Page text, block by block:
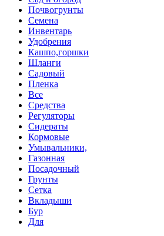
Почвогрунты
Семена
Инвентарь
Удобрения
Кашпо,горшки
Шланги
Садовый
Пленка
Все
Средства
Регуляторы
Сидераты
Кормовые
Умывальники,
Газонная
Посадочный
Грунты
Сетка
Вкладыши
Бур
Для